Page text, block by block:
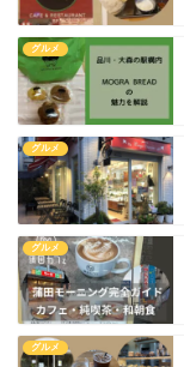
グルメ
グルメ
グルメ
グルメ